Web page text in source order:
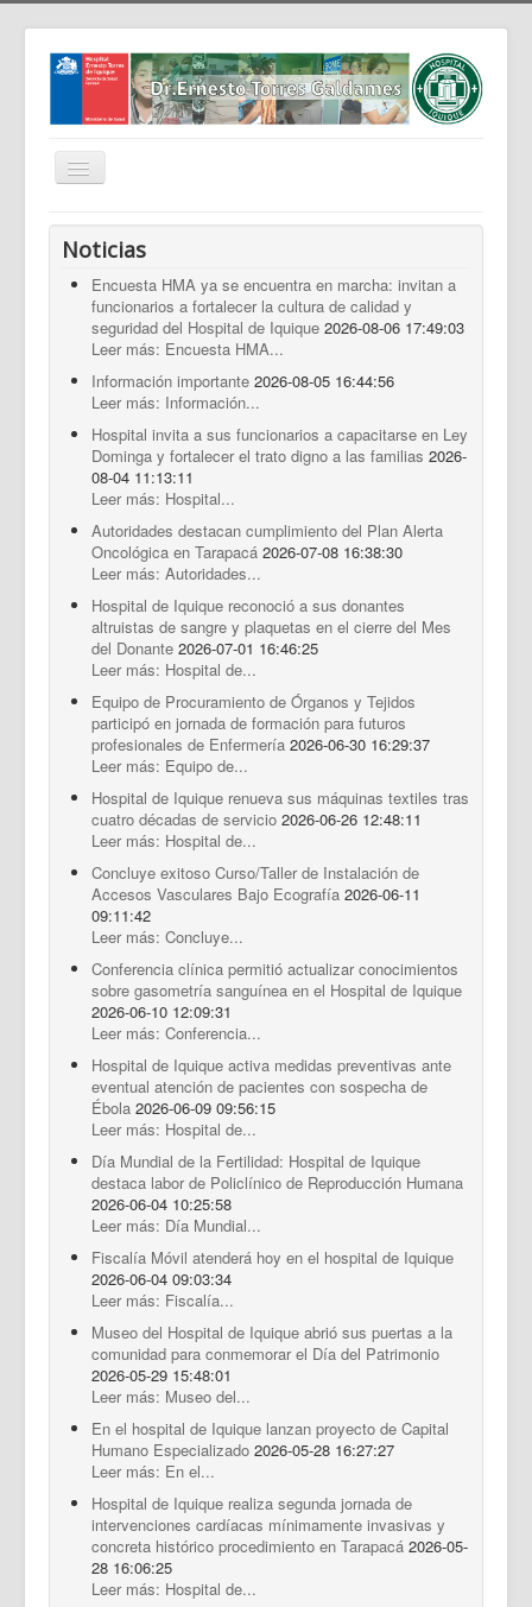
Cambiar
navegación
Home
Noticias
Trabaja Con Nosotros
Contáctenos
Intranet
Planificación
Gestión de Personas
Documentos Destacados
Noticias
Encuesta HMA ya se encuentra en marcha: invitan a
funcionarios a fortalecer la cultura de calidad y
seguridad del Hospital de Iquique 2026-08-06 17:49:03
Leer más: Encuesta HMA...
Información importante 2026-08-05 16:44:56
Leer más: Información...
Hospital invita a sus funcionarios a capacitarse en Ley
Dominga y fortalecer el trato digno a las familias 2026-
08-04 11:13:11
Leer más: Hospital...
Autoridades destacan cumplimiento del Plan Alerta
Oncológica en Tarapacá 2026-07-08 16:38:30
Leer más: Autoridades...
Hospital de Iquique reconoció a sus donantes
altruistas de sangre y plaquetas en el cierre del Mes
del Donante 2026-07-01 16:46:25
Leer más: Hospital de...
Equipo de Procuramiento de Órganos y Tejidos
participó en jornada de formación para futuros
profesionales de Enfermería 2026-06-30 16:29:37
Leer más: Equipo de...
Hospital de Iquique renueva sus máquinas textiles tras
cuatro décadas de servicio 2026-06-26 12:48:11
Leer más: Hospital de...
Concluye exitoso Curso/Taller de Instalación de
Accesos Vasculares Bajo Ecografía 2026-06-11
09:11:42
Leer más: Concluye...
Conferencia clínica permitió actualizar conocimientos
sobre gasometría sanguínea en el Hospital de Iquique
2026-06-10 12:09:31
Leer más: Conferencia...
Hospital de Iquique activa medidas preventivas ante
eventual atención de pacientes con sospecha de
Ébola 2026-06-09 09:56:15
Leer más: Hospital de...
Día Mundial de la Fertilidad: Hospital de Iquique
destaca labor de Policlínico de Reproducción Humana
2026-06-04 10:25:58
Leer más: Día Mundial...
Fiscalía Móvil atenderá hoy en el hospital de Iquique
2026-06-04 09:03:34
Leer más: Fiscalía...
Museo del Hospital de Iquique abrió sus puertas a la
comunidad para conmemorar el Día del Patrimonio
2026-05-29 15:48:01
Leer más: Museo del...
En el hospital de Iquique lanzan proyecto de Capital
Humano Especializado 2026-05-28 16:27:27
Leer más: En el...
Hospital de Iquique realiza segunda jornada de
intervenciones cardíacas mínimamente invasivas y
concreta histórico procedimiento en Tarapacá 2026-05-
28 16:06:25
Leer más: Hospital de...